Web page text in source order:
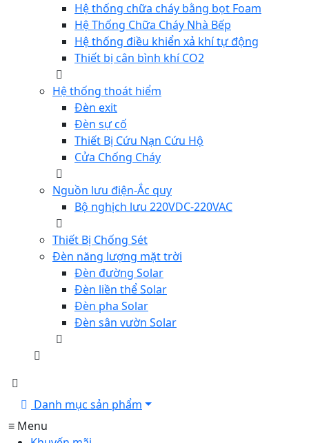
Hệ thống chữa cháy bằng bọt Foam
Hệ Thống Chữa Cháy Nhà Bếp
Hệ thống điều khiển xả khí tự động
Thiết bị cân bình khí CO2
Hệ thống thoát hiểm
Đèn exit
Đèn sự cố
Thiết Bị Cứu Nạn Cứu Hộ
Cửa Chống Cháy
Nguồn lưu điện-Ắc quy
Bộ nghịch lưu 220VDC-220VAC
Thiết Bị Chống Sét
Đèn năng lượng mặt trời
Đèn đường Solar
Đèn liền thể Solar
Đèn pha Solar
Đèn sân vườn Solar
Danh mục sản phẩm
≡ Menu